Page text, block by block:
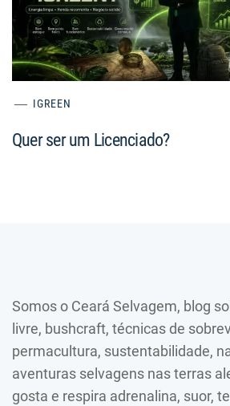
IGREEN
Quer ser um Licenciado?
Somos o Ceará Selvagem, blog
livre, bushcraft, técnicas de
permacultura, sustentabilidade,
aventuras selvagens nas terras
gosta e respira adrenalina, suor,